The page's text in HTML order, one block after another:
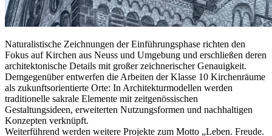
Naturalistische Zeichnungen der Einführungsphase richten den
Fokus auf Kirchen aus Neuss und Umgebung und erschließen deren
architektonische Details mit großer zeichnerischer Genauigkeit.
Demgegenüber entwerfen die Arbeiten der Klasse 10 Kirchenräume
als zukunftsorientierte Orte: In Architekturmodellen werden
traditionelle sakrale Elemente mit zeitgenössischen
Gestaltungsideen, erweiterten Nutzungsformen und nachhaltigen
Konzepten verknüpft.
Weiterführend werden weitere Projekte zum Motto „Leben. Freude.